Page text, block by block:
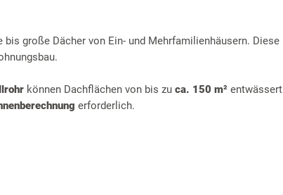
große Dächer von Ein- und Mehrfamilienhäusern. Diese
können Dachflächen von bis zu ca. 150 m² entwässert
erforderlich.